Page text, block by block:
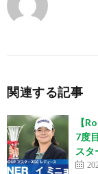
関連する記事
【
7度
スタ